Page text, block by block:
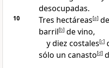
desocupadas.
10 Tres hectáreas[a]
barril[b]de vino,
y diez costales[c]
sólo un canasto[d]